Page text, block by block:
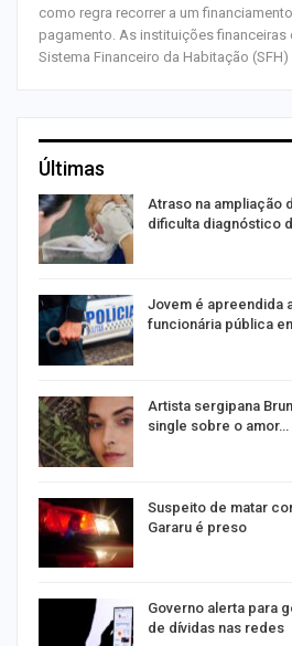
como regra recorrer a um
pagamento. As instituições financeiras
Sistema Financeiro da Habitação (SFH)
Últimas
Atraso na ampliação
dificulta diagnóstico
Jovem é apreendida
funcionária pública
Artista sergipana
single sobre o amor…
Suspeito de matar
Gararu é preso
Governo alerta para
de dívidas nas redes